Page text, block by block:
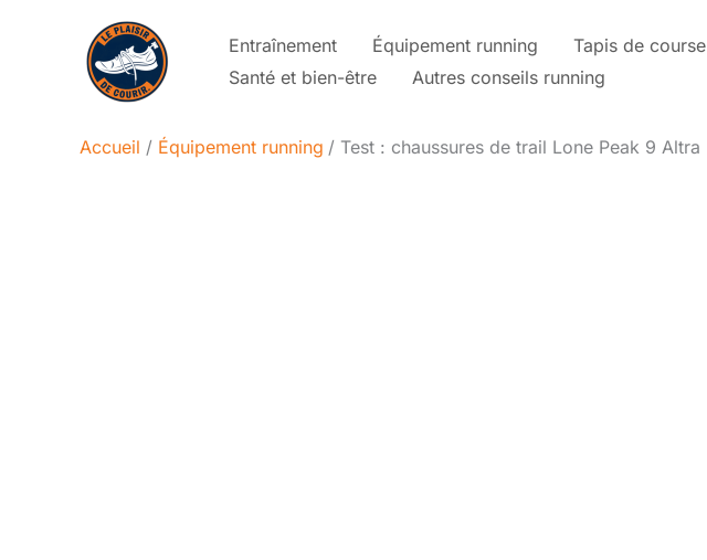
Entraînement Équipement running Tapis de course
Santé et bien-être
Autres conseils running
Accueil Équipement running Test : chaussures de trail Lone Peak 9 Altra